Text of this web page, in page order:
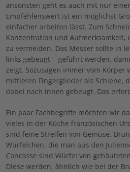
ansonsten geht es auch mit nur
Empfehlenswert ist ein möglichst
einfacher arbeiten lässt. Zum
Konzentration und Aufmerksamkeit,
zu vermeiden. Das Messer sollte in
links gebeugt – geführt werden,
zeigt. Sozusagen immer vom Körper
mittleren Fingerglieder als Schiene,
dabei nach innen gebeugt. Das
Ein paar Fachbegriffe möchten wir
vieles in der Küche französischen
sind feine Streifen von Gemüse.
Würfelchen, die man aus den
Concasse sind Würfel von
Diese werden, ähnlich wie bei der